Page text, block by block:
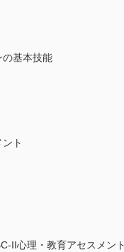
基本技能
ト
心理・教育アセスメン